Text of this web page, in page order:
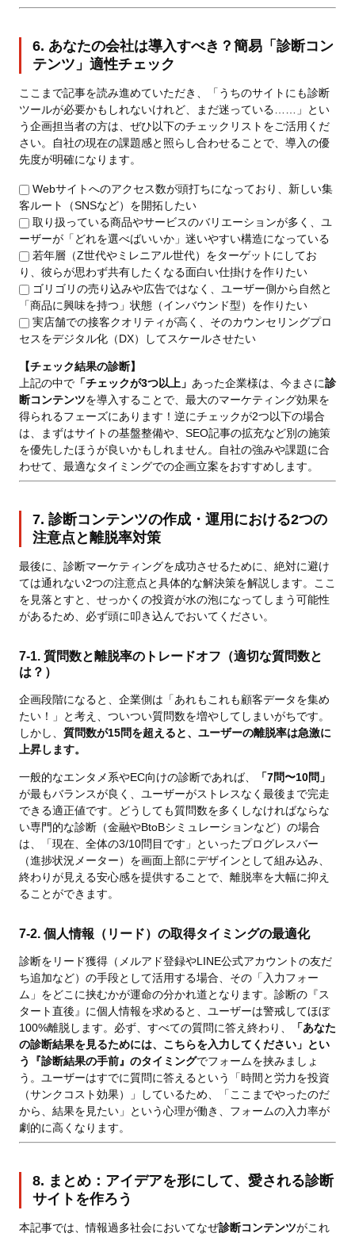
6. あなたの会社は導入すべき？簡易「診断コン
テンツ」適性チェック
ここまで記事を読み進めていただき、「うちのサイトにも診断
ツールが必要かもしれないけれど、まだ迷っている……」とい
う企画担当者の方は、ぜひ以下のチェックリストをご活用くだ
さい。自社の現在の課題感と照らし合わせることで、導入の優
先度が明確になります。
Webサイトへのアクセス数が頭打ちになっており、新しい集
客ルート（SNSなど）を開拓したい
取り扱っている商品やサービスのバリエーションが多く、ユ
ーザーが「どれを選べばいいか」迷いやすい構造になっている
若年層（Z世代やミレニアル世代）をターゲットにしてお
り、彼らが思わず共有したくなる面白い仕掛けを作りたい
ゴリゴリの売り込みや広告ではなく、ユーザー側から自然と
「商品に興味を持つ」状態（インバウンド型）を作りたい
実店舗での接客クオリティが高く、そのカウンセリングプロ
セスをデジタル化（DX）してスケールさせたい
【チェック結果の診断】
上記の中で「チェックが3つ以上」 あった企業様は、今まさに診
断コンテンツを導入することで、最大のマーケティング効果を
得られるフェーズにあります！逆にチェックが2つ以下の場合
は、まずはサイトの基盤整備や、SEO記事の拡充など別の施策
を優先したほうが良いかもしれません。自社の強みや課題に合
わせて、最適なタイミングでの企画立案をおすすめします。
7. 診断コンテンツの作成・運用における2つの
注意点と離脱率対策
最後に、診断マーケティングを成功させるために、絶対に避け
ては通れない2つの注意点と具体的な解決策を解説します。ここ
を見落とすと、せっかくの投資が水の泡になってしまう可能性
があるため、必ず頭に叩き込んでおいてください。
7-1. 質問数と離脱率のトレードオフ（適切な質問数と
は？）
企画段階になると、企業側は「あれもこれも顧客データを集め
たい！」と考え、ついつい質問数を増やしてしまいがちです。
しかし、 質問数が15問を超えると、ユーザーの離脱率は急激に
上昇します。
一般的なエンタメ系やEC向けの診断であれば、
「7問〜10問」
が最もバランスが良く、ユーザーがストレスなく最後まで完走
できる適正値です。どうしても質問数を多くしなければならな
い専門的な診断（金融やBtoBシミュレーションなど）の場合
は、「現在、全体の3/10問目です」といったプログレスバー
（進捗状況メーター）を画面上部にデザインとして組み込み、
終わりが見える安心感を提供することで、離脱率を大幅に抑え
ることができます。
7-2. 個人情報（リード）の取得タイミングの最適化
診断をリード獲得（メルアド登録やLINE公式アカウントの友だ
ち追加など）の手段として活用する場合、その「入力フォー
ム」をどこに挟むかが運命の分かれ道となります。診断の『ス
タート直後』に個人情報を求めると、ユーザーは警戒してほぼ
100%離脱します。必ず、すべての質問に答え終わり、
「あなた
の診断結果を見るためには、こちらを入力してください」とい
う『診断結果の手前』のタイミングでフォームを挟みましょ
う。ユーザーはすでに質問に答えるという「時間と労力を投資
（サンクコスト効果）」しているため、「ここまでやったのだ
から、結果を見たい」という心理が働き、フォームの入力率が
劇的に高くなります。
8. まとめ：アイデアを形にして、愛される診断
サイトを作ろう
本記事では、情報過多社会においてなぜ診断コンテンツがこれ